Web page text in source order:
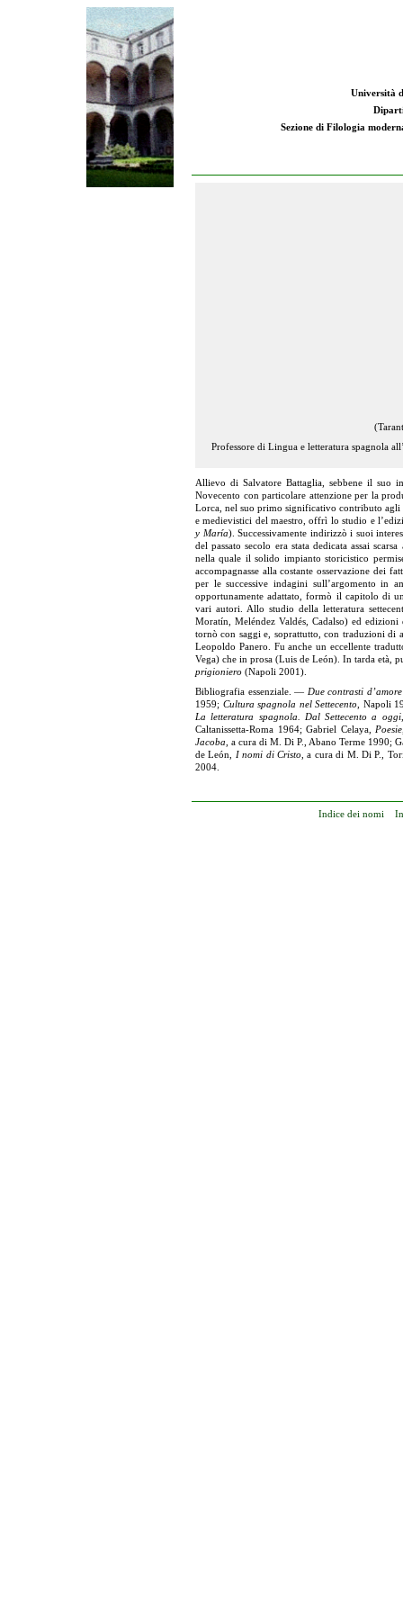
Università
Sezione di Filologia
Professore di Lingua e letteratura spagnola
Allievo di Salvatore Battaglia, sebbene il suo
Novecento con particolare attenzione per la
Lorca, nel suo primo significativo contributo agli
e medievistici del maestro, offrì lo studio e
y María). Successivamente indirizzò i suoi
del passato secolo era stata dedicata assai
nella quale il solido impianto storicistico
accompagnasse alla costante osservazione dei
per le successive indagini sull’argomento in
opportunamente adattato, formò il capitolo di
vari autori. Allo studio della letteratura
Moratín, Meléndez Valdés, Cadalso) ed
tornò con saggi e, soprattutto, con traduzioni di
Leopoldo Panero. Fu anche un eccellente
Vega) che in prosa (Luis de León). In tarda età,
prigioniero (Napoli 2001).
Bibliografia essenziale. — Due contrasti
1959; Cultura spagnola nel Settecento , Napoli
La letteratura spagnola. Dal Settecento a oggi
Caltanissetta-Roma 1964; Gabriel Celaya, Poesie
Jacoba , a cura di M. Di P., Abano Terme 1990;
de León,
I nomi di Cristo, a cura di M. Di P.,
2004.
Indice dei nomi